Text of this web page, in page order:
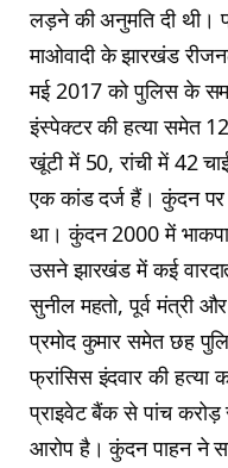
लड़ने की अनुमति दी थी।
माओवादी के झारखंड
मई 2017 को पुलिस के
इंस्पेक्टर की हत्या समेत
खूंटी में 50, रांची में 42
एक कांड दर्ज हैं। कुंदन पर
था। कुंदन 2000 में
उसने झारखंड में कई
सुनील महतो, पूर्व मंत्री
प्रमोद कुमार समेत छह
फ्रांसिस इंदवार की
प्राइवेट बैंक से पांच
आरोप है। कुंदन पाहन ने